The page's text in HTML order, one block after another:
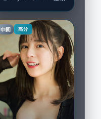
主要在美国完成制作
协同，2025-11-...
中国 高分